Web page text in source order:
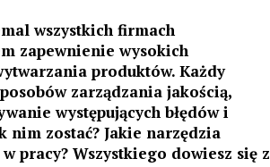
wszystkich firmach
zapewnienie wysokich
produktów. Każdy
zarządzania jakością,
występujących błędów i
nim zostać? Jakie narzędzia
pracy? Wszystkiego dowiesz się z